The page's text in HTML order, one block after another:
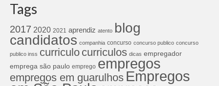
Tags
2017 2020 2021 aprendiz atento blog
candidatos companhia concurso concurso publico concurso
publico inss curriculo curriculos dicas empregador
emprega são paulo emprego empregos
empregos em guarulhos Empregos